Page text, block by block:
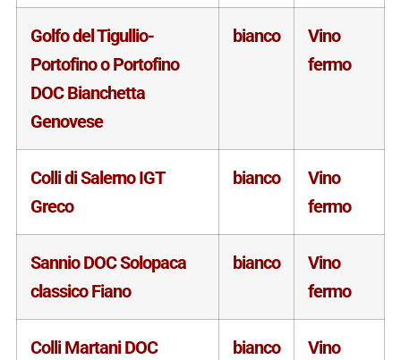
Golfo del Tigullio-
Portofino o Portofino
DOC Bianchetta
Genovese
bianco
Vino
fermo
Colli di Salerno IGT
Greco
bianco
Vino
fermo
Sannio DOC Solopaca
classico Fiano
bianco
Vino
fermo
Colli Martani DOC
bianco
Vino